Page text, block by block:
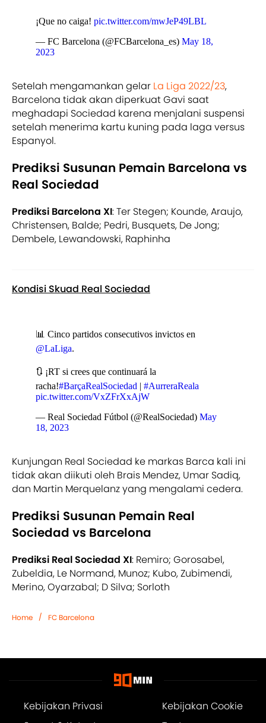
¡Que no caiga! pic.twitter.com/mwJeP49LBL
— FC Barcelona (@FCBarcelona_es) May 18,
2023
Setelah mengamankan gelar La Liga 2022/23,
Barcelona tidak akan diperkuat Gavi saat
meghadapi Sociedad karena menjalani suspensi
setelah menerima kartu kuning pada laga versus
Espanyol.
Prediksi Susunan Pemain Barcelona vs
Real Sociedad
Prediksi Barcelona XI: Ter Stegen; Kounde, Araujo,
Christensen, Balde; Pedri, Busquets, De Jong;
Dembele, Lewandowski, Raphinha
Kondisi Skuad Real Sociedad
📊 Cinco partidos consecutivos invictos en
@LaLiga.
🔃 ¡RT si crees que continuará la
racha!#BarçaRealSociedad
#AurreraReala
pic.twitter.com/VxZFrXxAjW
— Real Sociedad Fútbol (@RealSociedad) May
18, 2023
Kunjungan Real Sociedad ke markas Barca kali ini
tidak akan diikuti oleh Brais Mendez, Umar Sadiq,
dan Martin Merquelanz yang mengalami cedera.
Prediksi Susunan Pemain Real
Sociedad vs Barcelona
Prediksi Real Sociedad XI: Remiro; Gorosabel,
Zubeldia, Le Normand, Munoz; Kubo, Zubimendi,
Merino, Oyarzabal; D Silva; Sorloth
Home / FC Barcelona
Kebijakan Privasi
Kebijakan Cookie